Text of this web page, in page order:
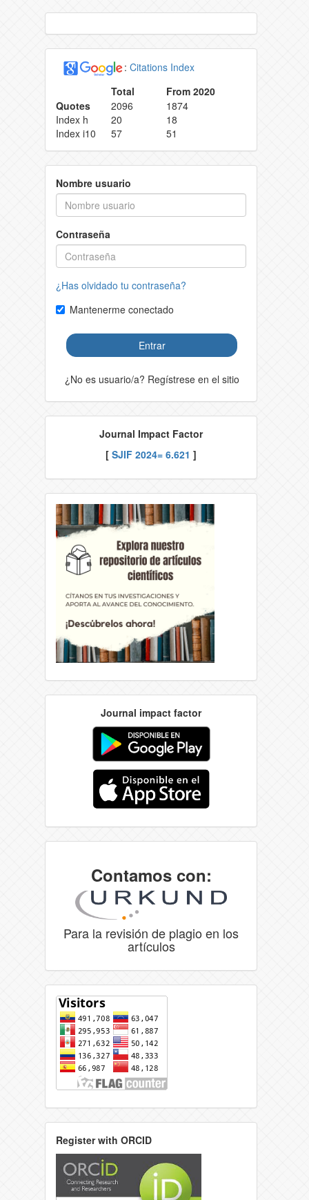
: Citations Index
Total
From 2020
Quotes
2096
1874
Index h
20
18
Index i10
57 51
Nombre usuario
Contraseña
¿Has olvidado tu contraseña?
Mantenerme conectado
Entrar
¿No es usuario/a? Regístrese en el sitio
Journal Impact Factor
[ SJIF 2024= 6.621 ]
Journal impact factor
Contamos con:
Para la revisión de plagio en los
artículos
Register with ORCID